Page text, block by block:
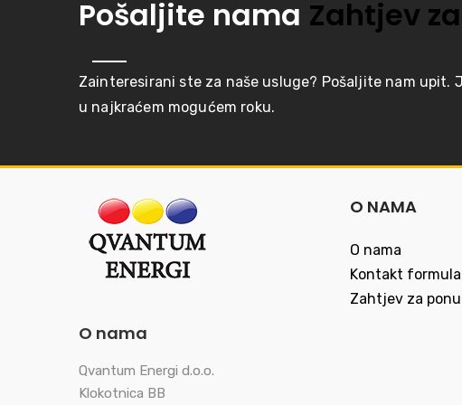
Pošaljite nama Zahtjev
Zainteresirani ste za naše usluge? Pošaljite nam upit.
u najkraćem mogućem roku.
O nama
Qvantum Energi d.o.o.
Klokotnica BB
O NAMA
O nama
Kontakt
Zahtjev za